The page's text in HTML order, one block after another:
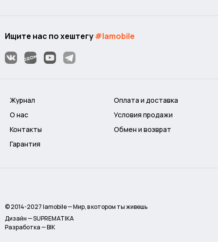
Журнал
О нас
Контакты
Гарантия
Оплата и доставка
Условия продажи
Обмен и возврат
Ищите нас по хештегу#lamobile
© 2014-2027 lamobile — Мир, в котором ты живешь
Дизайн — SUPREMATIKA
Разработка — BIK